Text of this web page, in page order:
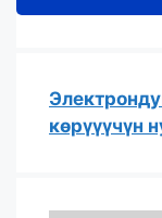
көрүүүчүн